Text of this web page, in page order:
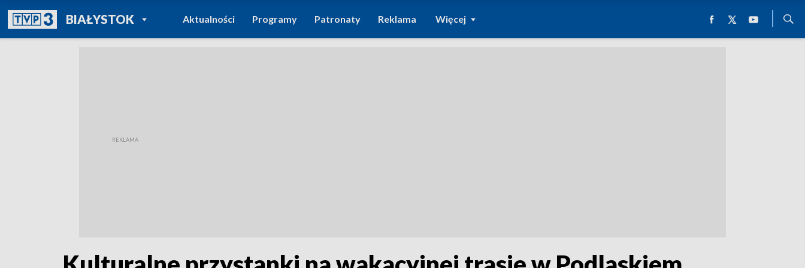
BIAŁYSTOKPOWRÓT DO
TVP REGIONY
Aktualności Programy Patronaty Reklama Więcej